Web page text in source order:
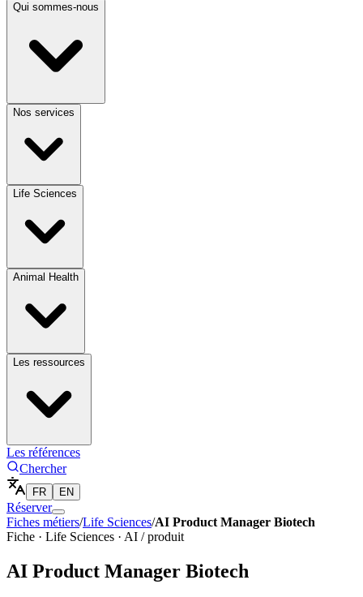
Qui sommes-nous
Nos services
Life Sciences
Animal Health
Les ressources
Les références
Chercher
FR EN
Réserver
Fiches métiers/Life Sciences/AI Product Manager Biotech
Fiche · Life Sciences · AI / produit
AI Product Manager Biotech